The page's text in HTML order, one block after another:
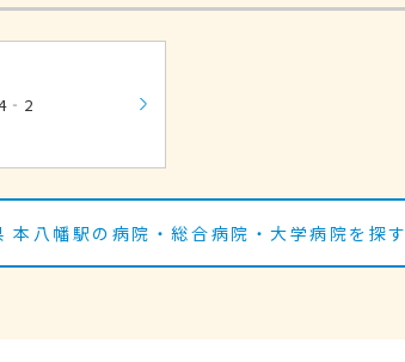
本八幡駅の病院・総合病院・大学病院を探す